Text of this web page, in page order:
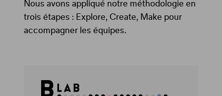
Nous avons appliqué notre méthodologie en
trois étapes : Explore, Create, Make pour
accompagner les équipes.